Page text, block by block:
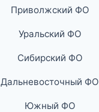
Приволжский ФО
Уральский ФО
Сибирский ФО
Дальневосточный ФО
Южный ФО